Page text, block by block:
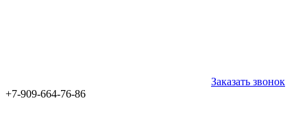
Заказать звонок
+7-909-664-76-86